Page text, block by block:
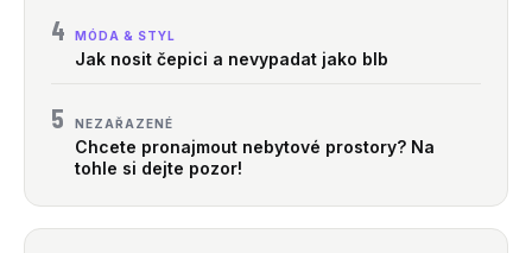
4 MÓDA & STYL
Jak nosit čepici a nevypadat jako blb
5 NEZAŘAZENÉ
Chcete pronajmout nebytové prostory? Na
tohle si dejte pozor!